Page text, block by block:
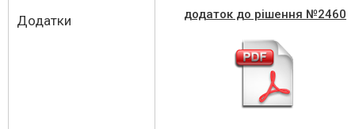
Додатки додаток до рішення №2460